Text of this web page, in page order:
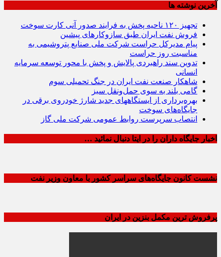
آخرین نوشته ها
تجهیز ۱۲۰ ناحیه پخش به فرایند صدور آنی کارت سوخت
فروش نفت ایران طبق سازوکارهای پیشین
پیام مدیرکل حراست شرکت ملی صنایع پتروشیمی به
مناسبت روز حراست
تدوین سند راهبردی پالایش و پخش با محور توسعه سرمایه
انسانی
شاهکار صنعت نفت ایران در جنگ تحمیلی سوم
گامی بلند به سوی حمل‌ونقل سبز
بهره‌برداری از ایستگاههای جدید شارژ خودروی برقی در
جایگاه‌های سوخت
انتصاب سرپرست روابط عمومی شرکت ملی گاز
اخبار جایگاه داران را در ایتا دنبال نمائید …
نشست کانون جایگاه‌های سراسر کشور با معاون وزیر نفت
پرفروش ترین مکمل بنزین در ایران